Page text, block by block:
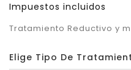
Impuestos incluidos
Tratamiento Reductivo y
Elige Tipo De